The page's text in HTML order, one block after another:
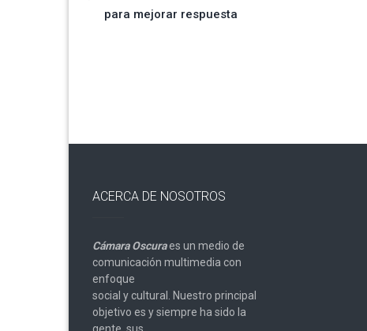
para mejorar respuesta
ACERCA DE NOSOTROS
Cámara Oscuraes un medio de
comunicación multimedia con
enfoque
social y cultural. Nuestro principal
objetivo es y siempre ha sido la